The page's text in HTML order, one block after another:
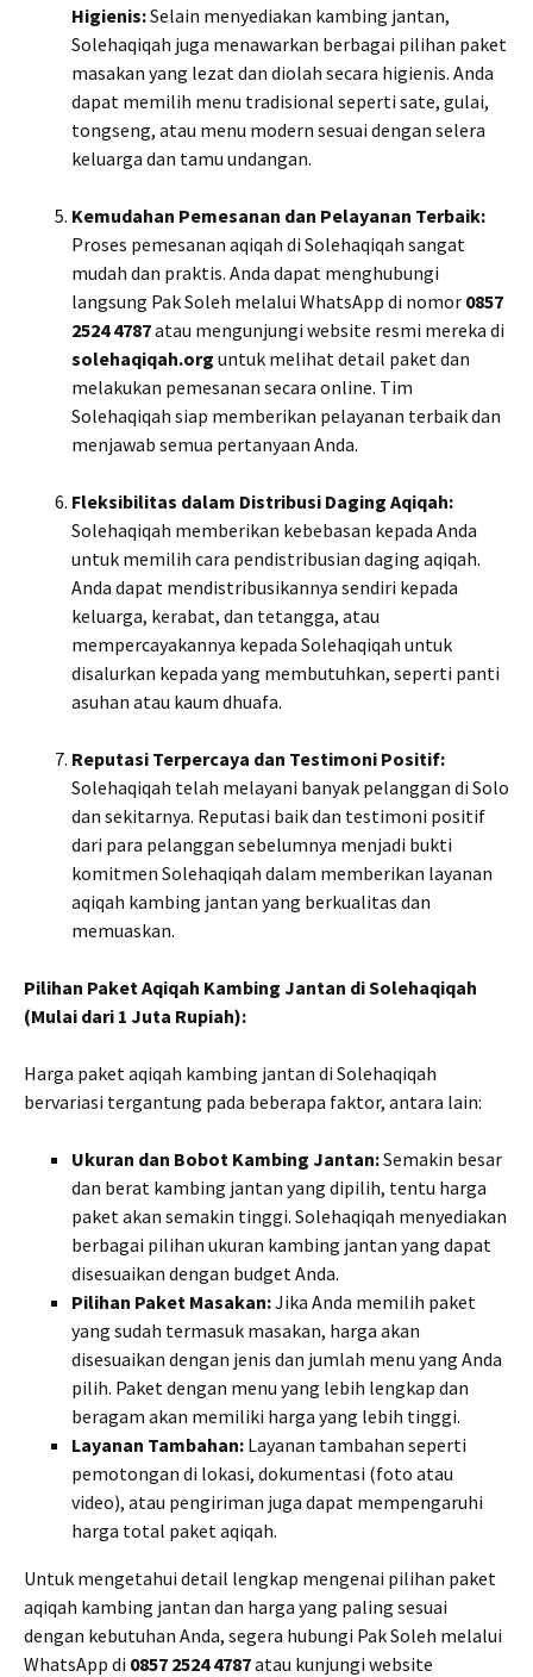
Higienis:Selain menyediakan kambing jantan,
Solehaqiqah juga menawarkan berbagai pilihan paket
masakan yang lezat dan diolah secara higienis. Anda
dapat memilih menu tradisional seperti sate, gulai,
tongseng, atau menu modern sesuai dengan selera
keluarga dan tamu undangan.
Kemudahan Pemesanan dan Pelayanan Terbaik:
Proses pemesanan aqiqah di Solehaqiqah sangat
mudah dan praktis. Anda dapat menghubungi
langsung Pak Soleh melalui WhatsApp di nomor 0857
2524 4787atau mengunjungi website resmi mereka di
solehaqiqah.org untuk melihat detail paket dan
melakukan pemesanan secara online. Tim
Solehaqiqah siap memberikan pelayanan terbaik dan
menjawab semua pertanyaan Anda.
Fleksibilitas dalam Distribusi Daging Aqiqah:
Solehaqiqah memberikan kebebasan kepada Anda
untuk memilih cara pendistribusian daging aqiqah.
Anda dapat mendistribusikannya sendiri kepada
keluarga, kerabat, dan tetangga, atau
mempercayakannya kepada Solehaqiqah untuk
disalurkan kepada yang membutuhkan, seperti panti
asuhan atau kaum dhuafa.
Reputasi Terpercaya dan Testimoni Positif:
Solehaqiqah telah melayani banyak pelanggan di Solo
dan sekitarnya. Reputasi baik dan testimoni positif
dari para pelanggan sebelumnya menjadi bukti
komitmen Solehaqiqah dalam memberikan layanan
aqiqah kambing jantan yang berkualitas dan
memuaskan.
Pilihan Paket Aqiqah Kambing Jantan di Solehaqiqah
(Mulai dari 1 Juta Rupiah):
Harga paket aqiqah kambing jantan di Solehaqiqah
bervariasi tergantung pada beberapa faktor, antara lain:
Ukuran dan Bobot Kambing Jantan:Semakin besar
dan berat kambing jantan yang dipilih, tentu harga
paket akan semakin tinggi. Solehaqiqah menyediakan
berbagai pilihan ukuran kambing jantan yang dapat
disesuaikan dengan budget Anda.
Pilihan Paket Masakan:Jika Anda memilih paket
yang sudah termasuk masakan, harga akan
disesuaikan dengan jenis dan jumlah menu yang Anda
pilih. Paket dengan menu yang lebih lengkap dan
beragam akan memiliki harga yang lebih tinggi.
Layanan Tambahan: Layanan tambahan seperti
pemotongan di lokasi, dokumentasi (foto atau
video), atau pengiriman juga dapat mempengaruhi
harga total paket aqiqah.
Untuk mengetahui detail lengkap mengenai pilihan paket
aqiqah kambing jantan dan harga yang paling sesuai
dengan kebutuhan Anda, segera hubungi Pak Soleh melalui
WhatsApp di 0857 2524 4787atau kunjungi website